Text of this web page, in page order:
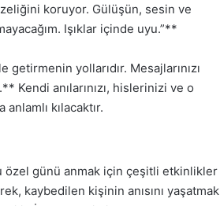
koruyor. Gülüşün, sesin ve
Işıklar içinde uyu.”**
yollarıdır. Mesajlarınızı
Kendi anılarınızı, hislerinizi ve o
kılacaktır.
özel günü anmak için çeşitli etkinlikler
kaybedilen kişinin anısını yaşatmak